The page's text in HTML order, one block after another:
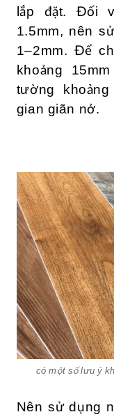
lắp đặt. Đối
1.5mm, nên
1–2mm. Để
khoảng
tường
gian giãn nở.
có một số lưu ý
Nên sử dụng